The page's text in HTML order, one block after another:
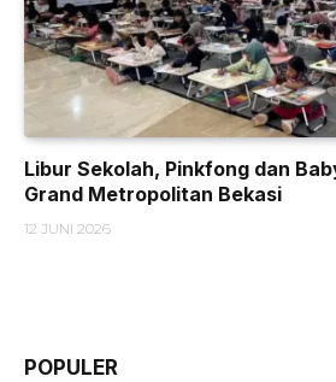
Libur Sekolah, Pinkfong dan
Grand Metropolitan Bekasi
12 JUNI 2026
POPULER